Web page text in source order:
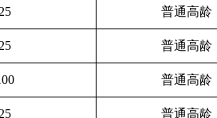
25 普通高龄
25 普通高龄
普通高龄
25 普通高龄